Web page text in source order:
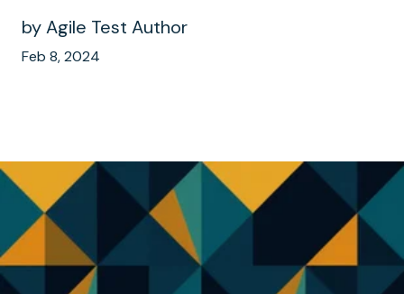
byAgile Test Author
Feb 8, 2024